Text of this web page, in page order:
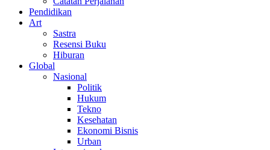
Pendidikan
Art
Sastra
Resensi Buku
Hiburan
Global
Nasional
Politik
Hukum
Tekno
Kesehatan
Ekonomi Bisnis
Urban